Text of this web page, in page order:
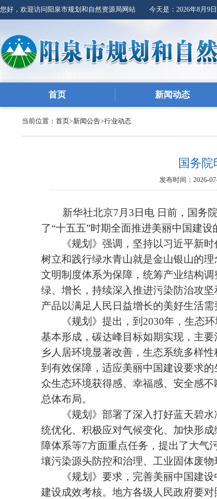
您好，欢迎访问阳泉市规划和自然资源局网站 今天是： 2026年8月9
首页 新闻动态
当前位置： 首页>新闻公告>行业动态
国务院
发布时间：2026-
新华社北京7月3日电 日前，国务院
了“十五五”时期全面推进美丽中国建
《规划》强调，坚持以习近平新时
树立和践行绿水青山就是金山银山的
文明制度体系为保障，统筹产业结构
绿、增长，持续深入推进污染防治攻
产品以满足人民日益增长的美好生活
《规划》提出，到2030年，生态环
基本形成，碳达峰目标如期实现，主
乡人居环境显著改善，生态系统多样
到有效保障，适应美丽中国建设要求
众生态环境获得感、幸福感、安全感
总体布局。
《规划》部署了深入打好蓝天碧水
统优化、积极应对气候变化、加快形
障体系等7方面重点任务，提出了大气
壤污染源头防控和治理、工业固体废
《规划》要求，完善美丽中国建设
建设成效考核。地方各级人民政府要